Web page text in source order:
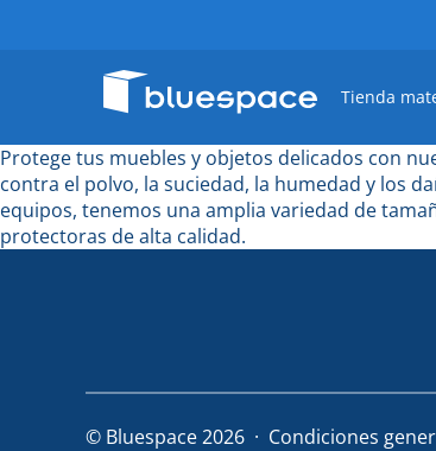
Tienda
Protege tus muebles y objetos delicados con
contra el polvo, la suciedad, la humedad y los
equipos, tenemos una amplia variedad de
protectoras de alta calidad.
© Bluespace 2026 Condiciones